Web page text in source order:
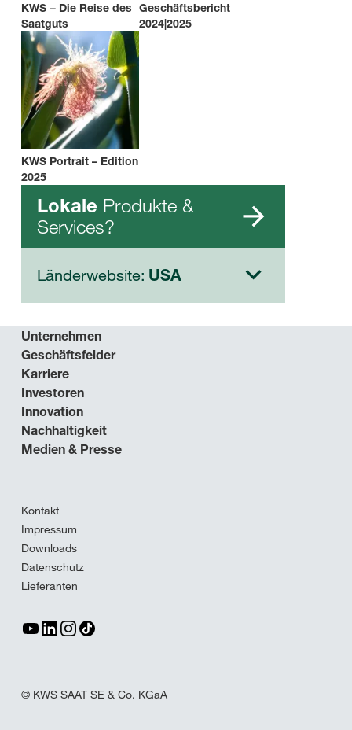
KWS − Die Reise des
Saatguts
Geschäftsbericht
2024|2025
KWS Portrait – Edition
2025
Lokale Produkte &
Services?
Länderwebsite: USA
Unternehmen
Geschäftsfelder
Karriere
Investoren
Innovation
Nachhaltigkeit
Medien & Presse
Kontakt
Impressum
Downloads
Datenschutz
Lieferanten
© KWS SAAT SE & Co. KGaA